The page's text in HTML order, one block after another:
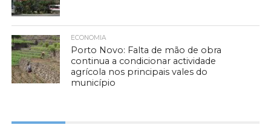
ECONOMIA
Porto Novo: Falta de mão de obra
continua a condicionar actividade
agrícola nos principais vales do
município